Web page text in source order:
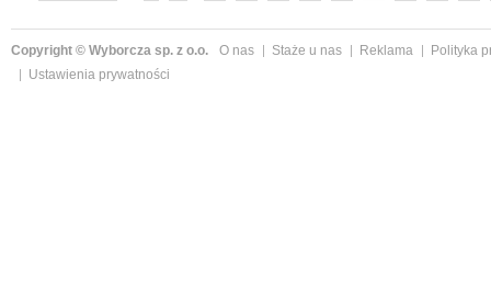
Copyright © Wyborcza sp. z o.o. O nas Staże u nas Reklama
Polityka
Ustawienia prywatności